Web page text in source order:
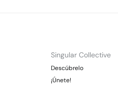
Singular Collective
Descúbrelo
¡Únete!